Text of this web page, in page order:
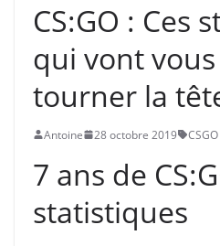
CS:GO : Ces
qui vont
tourner la
Antoine 28 octobre 2019 CSGO
7 ans de
statistiques